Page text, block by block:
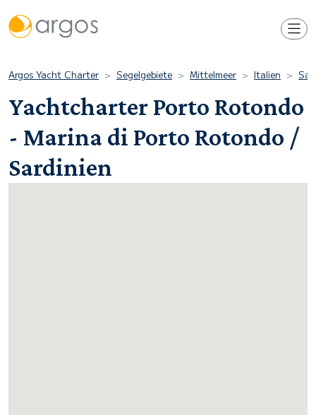
Argos Yacht Charter Segelgebiete Mittelmeer Italien
Yachtcharter Porto Rotondo
- Marina di Porto Rotondo /
Sardinien